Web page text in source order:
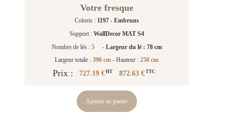
Votre fresque
Coloris : 1197 - Embruns
Support : WallDecor MAT S4
Nombre de lés : 5 - Largeur du lé : 78 cm
Largeur totale :390 cm - Hauteur :250 cm
Prix : 727.19 € HT 872.63 €TTC
Ajouter au panier